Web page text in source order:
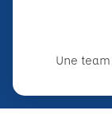
Une